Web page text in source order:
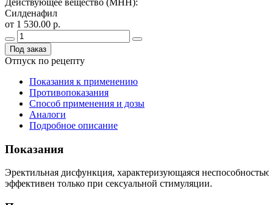
Силденафил
от 1 530.00 р.
Под заказ
Отпуск по рецепту
Показания к применению
Противопоказания
Способ применения и дозы
Аналоги
Подробное описание
Показания
Эректильная дисфункция, характеризующаяся
эффективен только при сексуальной стимуляции.